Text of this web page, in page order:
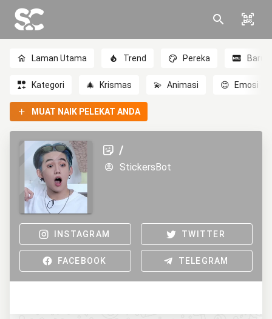
Laman Utama Trend Pereka Baru
Kategori 🎄 Krismas 💫 Animasi 😊 Emosi
MUAT NAIK PELEKAT ANDA
/
StickersBot
INSTAGRAM TWITTER
FACEBOOK TELEGRAM